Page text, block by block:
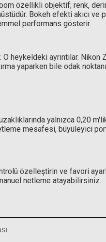
özellikli objektif; renk,
Bokeh efekti akıcı
performans gösterir.
heykeldeki ayrıntılar.
yaparken bile odak
yalnızca 0,20
mesafesi, büyüleyici
özelleştirin ve favori
netleme atayabilirsiniz.